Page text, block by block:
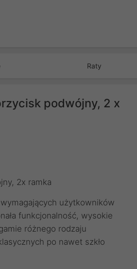
Raty
podwójny, 2 x
2x ramka
użytkowników
funkcjonalność, wysokie
różnego rodzaju
po nawet szkło